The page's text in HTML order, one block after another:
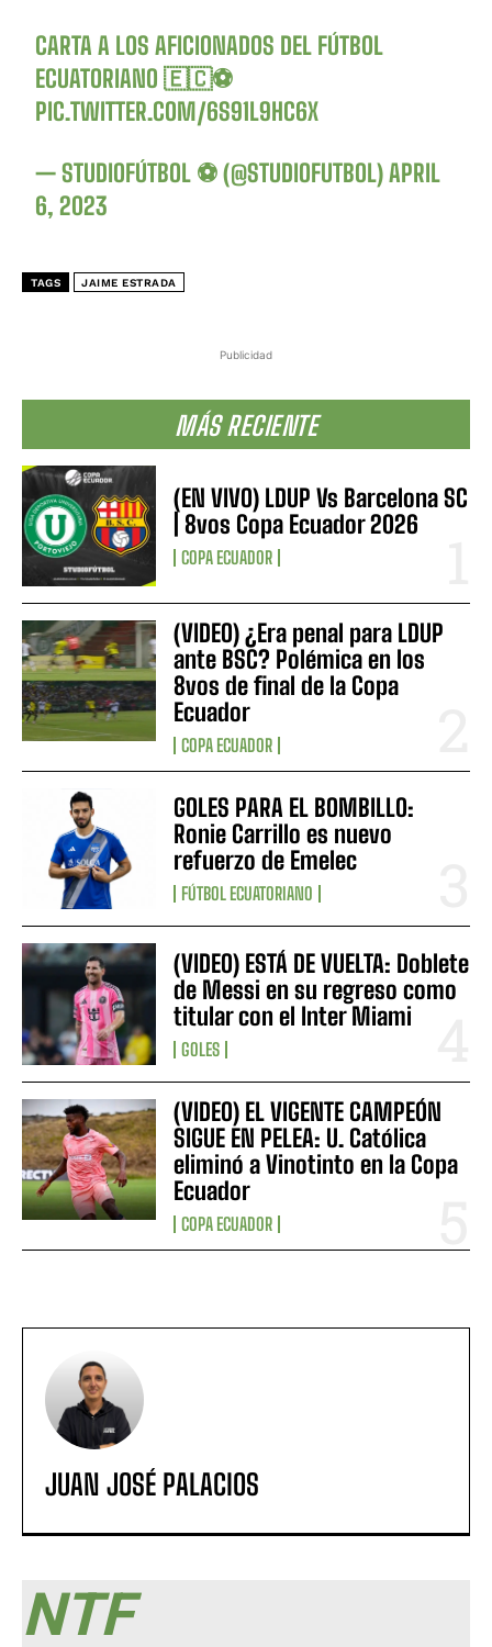
Publicidad
MÁS RECIENTE
(EN VIVO) LDUP Vs Barcelona SC
| 8vos Copa Ecuador 2026
COPA ECUADOR
(VIDEO) ¿Era penal para LDUP
ante BSC? Polémica en los
8vos de final de la Copa
Ecuador
COPA ECUADOR
GOLES PARA EL BOMBILLO:
Ronie Carrillo es nuevo
refuerzo de Emelec
FÚTBOL ECUATORIANO
(VIDEO) ESTÁ DE VUELTA: Doblete
de Messi en su regreso como
titular con el Inter Miami
GOLES
(VIDEO) EL VIGENTE CAMPEÓN
SIGUE EN PELEA: U. Católica
eliminó a Vinotinto en la Copa
Ecuador
COPA ECUADOR
CARTA A LOS AFICIONADOS DEL FÚTBOL
ECUATORIANO 🇪🇨⚽
PIC.TWITTER.COM/6S91L9HC6X
— STUDIOFÚTBOL ⚽ (@STUDIOFUTBOL)APRIL
6, 2023
TAGS JAIME ESTRADA
JUAN JOSÉ PALACIOS
NTF